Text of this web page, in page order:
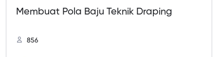
Membuat Pola Baju Teknik Draping
856